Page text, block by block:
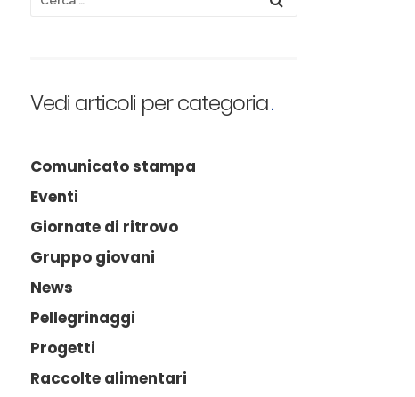
Vedi articoli per categoria
Comunicato stampa
Eventi
Giornate di ritrovo
Gruppo giovani
News
Pellegrinaggi
Progetti
Raccolte alimentari